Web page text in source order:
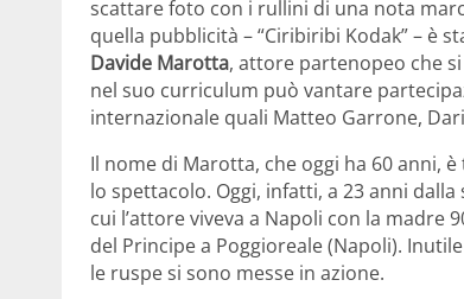
scattare foto con i rullini di una nota
quella pubblicità – “Ciribiribi Kodak” – è
Davide Marotta, attore partenopeo che
nel suo curriculum può vantare
internazionale quali Matteo Garrone,
Il nome di Marotta, che oggi ha 60 anni,
lo spettacolo. Oggi, infatti, a 23 anni
cui l’attore viveva a Napoli con la madre
del Principe a Poggioreale (Napoli).
le ruspe si sono messe in azione.